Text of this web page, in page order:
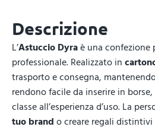
Descrizione
L’Astuccio Dyraè una confezione
professionale. Realizzato in
trasporto e consegna,
rendono facile da inserire in
classe all’esperienza d’uso. La
tuo brando creare regali